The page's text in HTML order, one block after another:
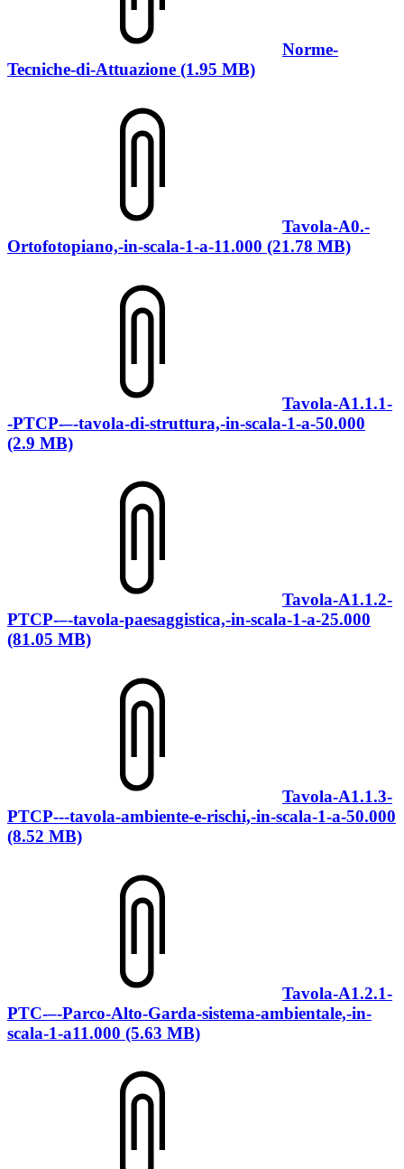
Norme-
Tecniche-di-Attuazione (1.95 MB)
Tavola-A0.-
Ortofotopiano,-in-scala-1-a-11.000 (21.78 MB)
Tavola-A1.1.1-
-PTCP-–-tavola-di-struttura,-in-scala-1-a-50.000
(2.9 MB)
Tavola-A1.1.2-
PTCP-–-tavola-paesaggistica,-in-scala-1-a-25.000
(81.05 MB)
Tavola-A1.1.3-
PTCP---tavola-ambiente-e-rischi,-in-scala-1-a-50.000
(8.52 MB)
Tavola-A1.2.1-
PTC-–-Parco-Alto-Garda-sistema-ambientale,-in-
scala-1-a11.000 (5.63 MB)